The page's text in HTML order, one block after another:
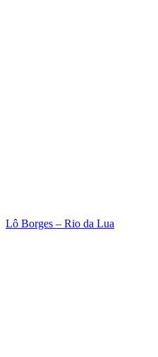
Lô Borges – Rio da Lua